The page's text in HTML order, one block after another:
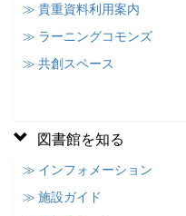
≫ 貴重資料利用案内
≫ ラーニングコモンズ
≫ 共創スペース
図書館を知る
≫ インフォメーション
≫ 施設ガイド